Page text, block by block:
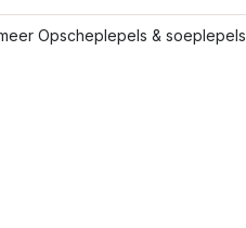
Opscheplepels & soeplepels